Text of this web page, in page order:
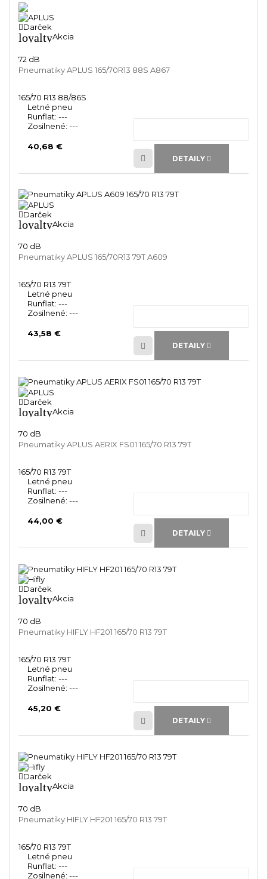
Darček
loyaltyAkcia
72 dB
Pneumatiky APLUS 165/70R13 88S A867
165/70 R13 88/86S
Letné pneu
Runflat: ---
Zosilnené: ---
40,68 €
DETAILY
Darček
loyaltyAkcia
70 dB
Pneumatiky APLUS 165/70R13 79T A609
165/70 R13 79T
Letné pneu
Runflat: ---
Zosilnené: ---
43,58 €
DETAILY
Darček
loyaltyAkcia
70 dB
Pneumatiky APLUS AERIX FS01 165/70 R13 79T
165/70 R13 79T
Letné pneu
Runflat: ---
Zosilnené: ---
44,00 €
DETAILY
Darček
loyaltyAkcia
70 dB
Pneumatiky HIFLY HF201 165/70 R13 79T
165/70 R13 79T
Letné pneu
Runflat: ---
Zosilnené: ---
45,20 €
DETAILY
Darček
loyaltyAkcia
70 dB
Pneumatiky HIFLY HF201 165/70 R13 79T
165/70 R13 79T
Letné pneu
Runflat: ---
Zosilnené: ---